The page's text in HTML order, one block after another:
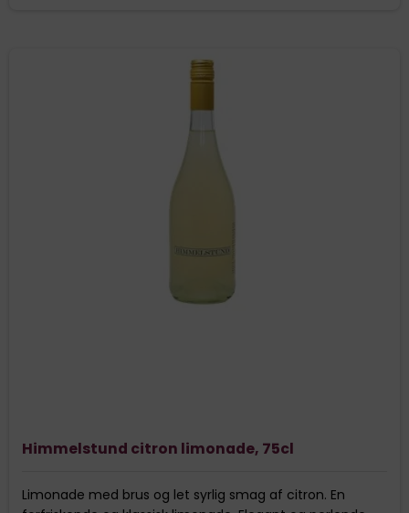
Himmelstund citron limonade, 75cl
Limonade med brus og let syrlig smag af citron. En